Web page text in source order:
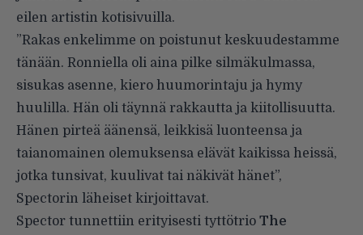
eilen artistin kotisivuilla.
”Rakas enkelimme on poistunut keskuudestamme
tänään. Ronniella oli aina pilke silmäkulmassa,
sisukas asenne, kiero huumorintaju ja hymy
huulilla. Hän oli täynnä rakkautta ja kiitollisuutta.
Hänen pirteä äänensä, leikkisä luonteensa ja
taianomainen olemuksensa elävät kaikissa heissä,
jotka tunsivat, kuulivat tai näkivät hänet”,
Spectorin läheiset kirjoittavat.
Spector tunnettiin erityisesti tyttötrio The